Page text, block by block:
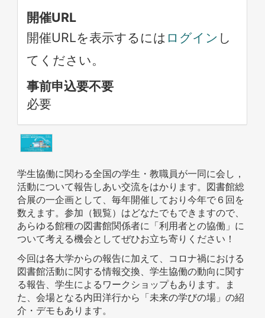
開催URL
開催URLを表示するには ログイン し
てください。
事前申込要不要
必要
学生協働に関わる全国の学生・教職員が一同に会し，
活動について報告しあい交流をはかります。図書館総
合展の一企画として、毎年開催しており今年で６回を
数えます。参加（観覧）はどなたでもできますので、
あらゆる館種の図書館関係者に「利用者との協働」に
ついて考える機会としてぜひお立ち寄りください！
今回は各大学からの報告に加えて、コロナ禍における
図書館活動に関する情報交換、学生協働の動向に関す
る報告、学生によるワークショップもあります。ま
た、会場となる内田洋行から「未来の学びの場」の紹
介・デモもあります。